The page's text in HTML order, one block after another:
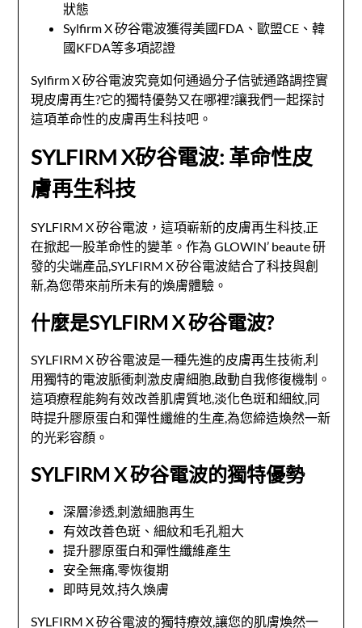
狀態
Sylfirm X 矽谷電波獲得美國FDA、歐盟CE、韓
國KFDA等多項認證
Sylfirm X 矽谷電波究竟如何通過分子信號通路調控實
現皮膚再生?它的獨特優勢又在哪裡?讓我們一起探討
這項革命性的皮膚再生科技吧。
SYLFIRM X矽谷電波: 革命性皮
膚再生科技
SYLFIRM X 矽谷電波，這項嶄新的皮膚再生科技,正
在掀起一股革命性的變革。作為 GLOWIN’ beaute 研
發的尖端產品,SYLFIRM X 矽谷電波結合了科技與創
新,為您帶來前所未有的煥膚體驗。
什麼是SYLFIRM X 矽谷電波?
SYLFIRM X 矽谷電波是一種先進的皮膚再生技術,利
用獨特的電波脈衝刺激皮膚細胞,啟動自我修復機制。
這項療程能夠有效改善肌膚質地,淡化色斑和細紋,同
時提升膠原蛋白和彈性纖維的生產,為您締造煥然一新
的光彩容顏。
SYLFIRM X 矽谷電波的獨特優勢
深層滲透,刺激細胞再生
有效改善色斑、細紋和毛孔粗大
提升膠原蛋白和彈性纖維產生
安全無痛,零恢復期
即時見效,持久煥膚
SYLFIRM X 矽谷電波的獨特療效,讓您的肌膚煥然一